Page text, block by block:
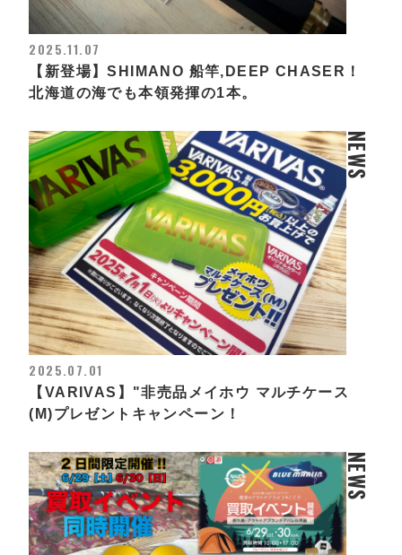
2025.11.07
【新登場】SHIMANO 船竿,DEEP CHASER！
北海道の海でも本領発揮の1本。
NEWS
2025.07.01
【VARIVAS】"非売品メイホウ マルチケース
(M)プレゼントキャンペーン！
NEWS